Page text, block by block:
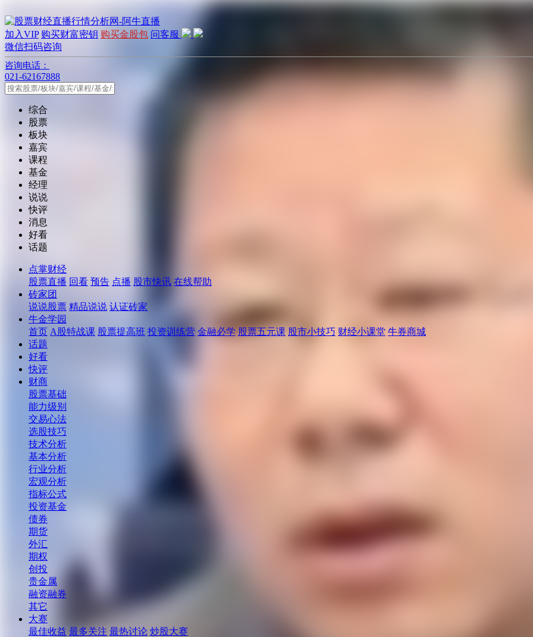
加入VIP 购买财富密钥 购买金股包 问客服
微信扫码咨询
咨询电话：
021-62167888
综合
股票
板块
嘉宾
课程
基金
经理
说说
快评
消息
好看
话题
点掌财经
股票直播 回看 预告 点播 股市快讯 在线帮助
砖家团
说说股票 精品说说 认证砖家
牛金学园
首页 A股特战课 股票提高班 投资训练营 金融必学 股票五元课 股市小技巧 财经小课堂 牛券商城
话题
好看
快评
财商
股票基础
能力级别
交易心法
选股技巧
技术分析
基本分析
行业分析
宏观分析
指标公式
投资基金
债券
期货
外汇
期权
创投
贵金属
融资融券
其它
大赛
最佳收益 最多关注 最热讨论 炒股大赛